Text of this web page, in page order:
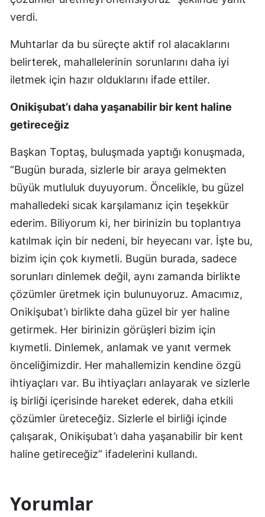
verdi.
Muhtarlar da bu süreçte aktif rol alacaklarını
belirterek, mahallelerinin sorunlarını daha iyi
iletmek için hazır olduklarını ifade ettiler.
Onikişubat’ı daha yaşanabilir bir kent haline
getireceğiz
Başkan Toptaş, buluşmada yaptığı konuşmada,
“Bugün burada, sizlerle bir araya gelmekten
büyük mutluluk duyuyorum. Öncelikle, bu güzel
mahalledeki sıcak karşılamanız için teşekkür
ederim. Biliyorum ki, her birinizin bu toplantıya
katılmak için bir nedeni, bir heyecanı var. İşte bu,
bizim için çok kıymetli. Bugün burada, sadece
sorunları dinlemek değil, aynı zamanda birlikte
çözümler üretmek için bulunuyoruz. Amacımız,
Onikişubat’ı birlikte daha güzel bir yer haline
getirmek. Her birinizin görüşleri bizim için
kıymetli. Dinlemek, anlamak ve yanıt vermek
önceliğimizdir. Her mahallemizin kendine özgü
ihtiyaçları var. Bu ihtiyaçları anlayarak ve sizlerle
iş birliği içerisinde hareket ederek, daha etkili
çözümler üreteceğiz. Sizlerle el birliği içinde
çalışarak, Onikişubat’ı daha yaşanabilir bir kent
haline getireceğiz” ifadelerini kullandı.
Yorumlar